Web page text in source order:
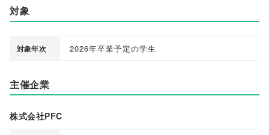
対象
対象年次 2026年卒業予定の学生
主催企業
株式会社PFC